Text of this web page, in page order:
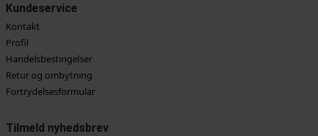
Kundeservice
Kontakt
Profil
Handelsbestingelser
Retur og ombytning
Fortrydelsesformular
Tilmeld nyhedsbrev